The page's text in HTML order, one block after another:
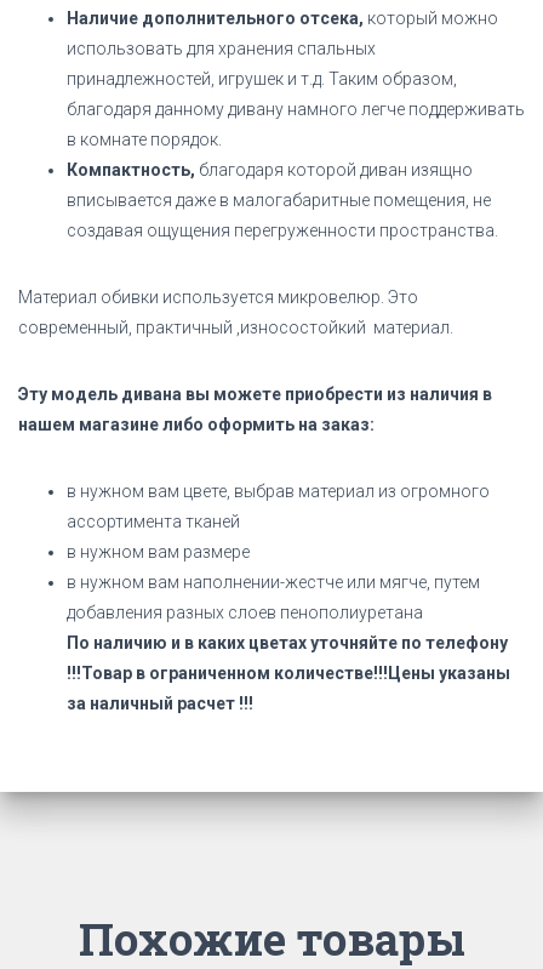
Наличие дополнительного отсека, который можно
использовать для хранения спальных
принадлежностей, игрушек и т.д. Таким образом,
благодаря данному дивану намного легче поддерживать
в комнате порядок.
Компактность, благодаря которой диван изящно
вписывается даже в малогабаритные помещения, не
создавая ощущения перегруженности пространства.
Материал обивки используется микровелюр. Это
современный, практичный ,износостойкий материал.
Эту модель дивана вы можете приобрести из наличия в
нашем магазине либо оформить на заказ:
в нужном вам цвете, выбрав материал из огромного
ассортимента тканей
в нужном вам размере
в нужном вам наполнении-жестче или мягче, путем
добавления разных слоев пенополиуретана
По наличию и в каких цветах уточняйте по телефону
!!!Товар в ограниченном количестве!!! Цены указаны
за наличный расчет !!!
Похожие товары